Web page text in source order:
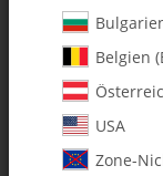
Artikelnummer:
Kategorie:
2900-01 Pivot
$ 35.68
Belgien
USA
Zone-